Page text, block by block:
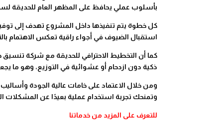
بأسلوب عملي يحافظ على المظهر العام للحديقة
كل خطوة يتم تنفيذها داخل المشروع تهدف إلى
استقبال الضيوف في أجواء راقية تعكس الاهتمام
كما أن التخطيط الاحترافي للحديقة مع شركة تنسيق
ذكية دون ازدحام أو عشوائية في التوزيع، وهو ما
ومن خلال الاعتماد على خامات عالية الجودة
وتمنحك تجربة استخدام عملية بعيدًا عن المشكلات
للتعرف على المزيد من خدماتنا